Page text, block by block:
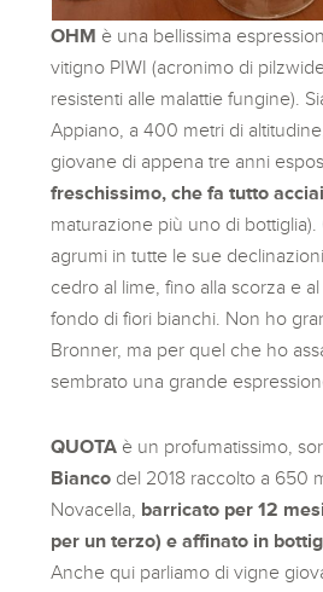
OHM è una bellissima
vitigno PIWI (acronimo di
resistenti alle malattie fungine).
Appiano, a 400 metri di
giovane di appena tre anni
freschissimo, che fa tutto
maturazione più uno di bottiglia).
agrumi in tutte le sue
cedro al lime, fino alla scorza e
fondo di fiori bianchi. Non ho
Bronner, ma per quel che ho
sembrato una grande
QUOTA è un profumatissimo,
Bianco del 2018 raccolto a 650
Novacella, barricato per 12
per un terzo) e affinato in
Anche qui parliamo di vigne